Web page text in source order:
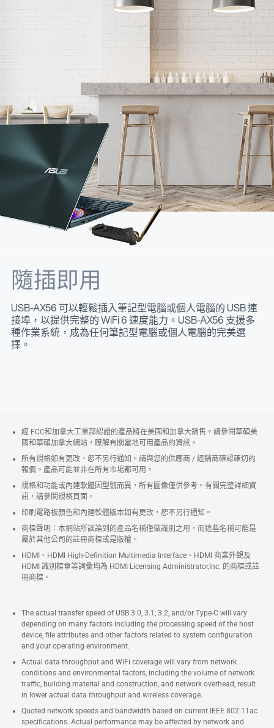
隨插即用
USB-AX56 可以輕鬆插入筆記型電腦或個人電腦的 USB 連
接埠，以提供完整的 WiFi 6 速度能力。USB-AX56 支援多
種作業系統，成為任何筆記型電腦或個人電腦的完美選
擇。
經 FCC和加拿大工業部認證的產品將在美國和加拿大銷售。請參閱華碩美
國和華碩加拿大網站，瞭解有關當地可用產品的資訊。
所有規格如有更改，恕不另行通知。請與您的供應商 / 經銷商確認確切的
報價。產品可能並非在所有市場都可用。
規格和功能或內建軟體因型號而異，所有圖像僅供參考。有關完整詳細資
訊，請參閱規格頁面。
印刷電路板顏色和內建軟體版本如有更改，恕不另行通知。
商標聲明：本網站所談論到的產品名稱僅做識別之用，而這些名稱可能是
屬於其他公司的註冊商標或是版權。
HDMI、HDMI High-Definition Multimedia Interface、HDMI 商業外觀及
HDMI 識別標章等詞彙均為 HDMI Licensing Administrator,Inc. 的商標或註
冊商標。
The actual transfer speed of USB 3.0, 3.1, 3.2, and/or Type-C will vary
depending on many factors including the processing speed of the host
device, file attributes and other factors related to system configuration
and your operating environment.
Actual data throughput and WiFi coverage will vary from network
conditions and environmental factors, including the volume of network
traffic, building material and construction, and network overhead, result
in lower actual data throughput and wireless coverage.
Quoted network speeds and bandwidth based on current IEEE 802.11ac
specifications. Actual performance may be affected by network and